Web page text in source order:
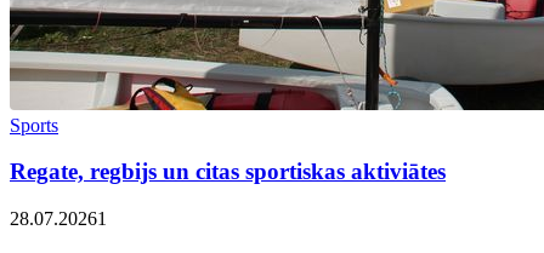
Sports
Regate, regbijs un citas sportiskas aktiviātes
28.07.20261